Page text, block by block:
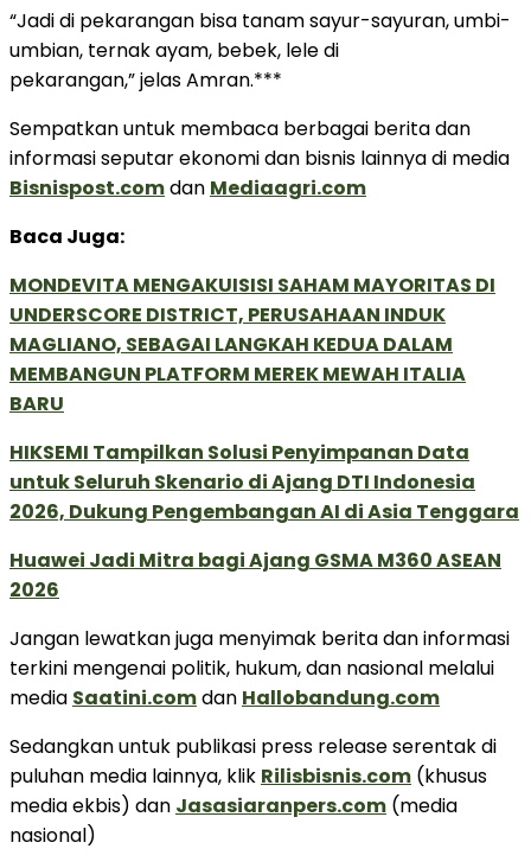
“Jadi di pekarangan bisa tanam sayur-sayuran, umbi-
umbian, ternak ayam, bebek, lele di
pekarangan,” jelas Amran.***
Sempatkan untuk membaca berbagai berita dan
informasi seputar ekonomi dan bisnis lainnya di media
Bisnispost.comdan Mediaagri.com
Baca Juga:
MONDEVITA MENGAKUISISI SAHAM MAYORITAS DI
UNDERSCORE DISTRICT, PERUSAHAAN INDUK
MAGLIANO, SEBAGAI LANGKAH KEDUA DALAM
MEMBANGUN PLATFORM MEREK MEWAH ITALIA
BARU
HIKSEMI Tampilkan Solusi Penyimpanan Data
untuk Seluruh Skenario di Ajang DTI Indonesia
2026, Dukung Pengembangan AI di Asia Tenggara
Huawei Jadi Mitra bagi Ajang GSMA M360 ASEAN
2026
Jangan lewatkan juga menyimak berita dan informasi
terkini mengenai politik, hukum, dan nasional melalui
media Saatini.comdan Hallobandung.com
Sedangkan untuk publikasi press release serentak di
puluhan media lainnya, klik Rilisbisnis.com (khusus
media ekbis) dan Jasasiaranpers.com (media
nasional)